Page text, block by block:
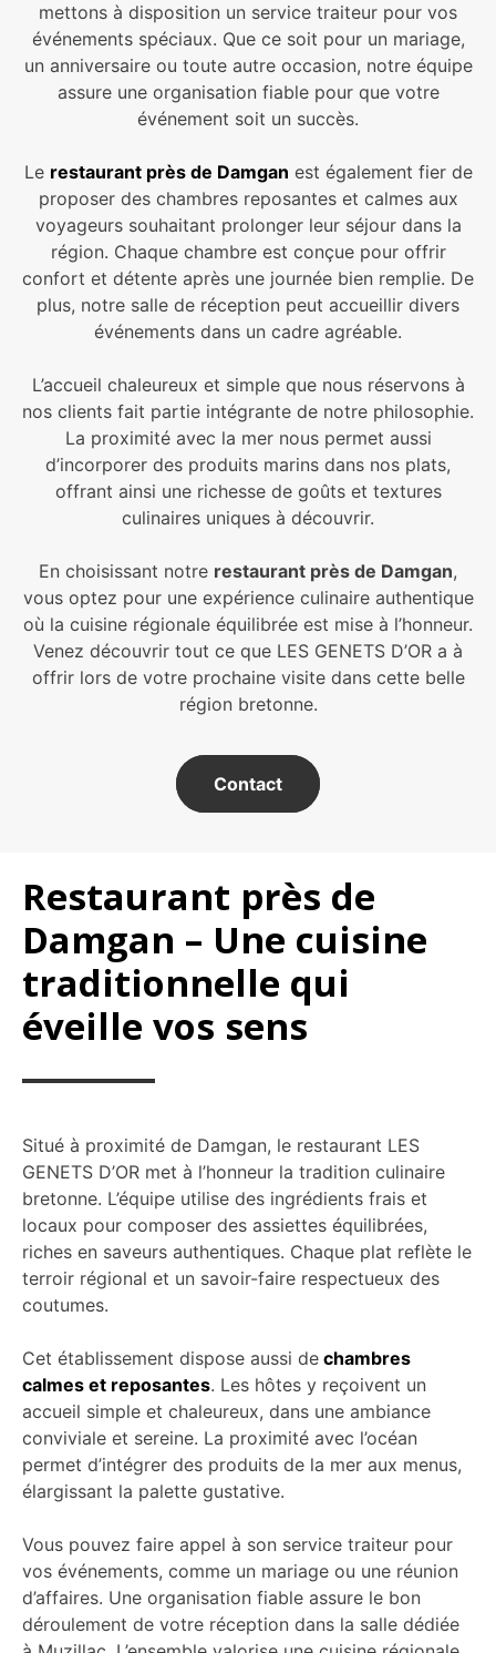
mettons à disposition un service traiteur pour vos
événements spéciaux. Que ce soit pour un mariage,
un anniversaire ou toute autre occasion, notre équipe
assure une organisation fiable pour que votre
événement soit un succès.
Le restaurant près de Damgan est également fier de
proposer des chambres reposantes et calmes aux
voyageurs souhaitant prolonger leur séjour dans la
région. Chaque chambre est conçue pour offrir
confort et détente après une journée bien remplie. De
plus, notre salle de réception peut accueillir divers
événements dans un cadre agréable.
L’accueil chaleureux et simple que nous réservons à
nos clients fait partie intégrante de notre philosophie.
La proximité avec la mer nous permet aussi
d’incorporer des produits marins dans nos plats,
offrant ainsi une richesse de goûts et textures
culinaires uniques à découvrir.
En choisissant notre restaurant près de Damgan,
vous optez pour une expérience culinaire authentique
où la cuisine régionale équilibrée est mise à l’honneur.
Venez découvrir tout ce que LES GENETS D’OR a à
offrir lors de votre prochaine visite dans cette belle
région bretonne.
Contact
Restaurant près de
Damgan – Une cuisine
traditionnelle qui
éveille vos sens
Situé à proximité de Damgan, le restaurant LES
GENETS D’OR met à l’honneur la tradition culinaire
bretonne. L’équipe utilise des ingrédients frais et
locaux pour composer des assiettes équilibrées,
riches en saveurs authentiques. Chaque plat reflète le
terroir régional et un savoir-faire respectueux des
coutumes.
Cet établissement dispose aussi de chambres
calmes et reposantes. Les hôtes y reçoivent un
accueil simple et chaleureux, dans une ambiance
conviviale et sereine. La proximité avec l’océan
permet d’intégrer des produits de la mer aux menus,
élargissant la palette gustative.
Vous pouvez faire appel à son service traiteur pour
vos événements, comme un mariage ou une réunion
d’affaires. Une organisation fiable assure le bon
déroulement de votre réception dans la salle dédiée